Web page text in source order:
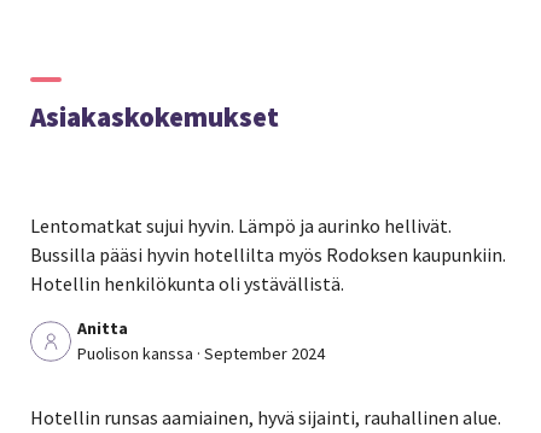
Asiakaskokemukset
Lentomatkat sujui hyvin. Lämpö ja aurinko hellivät.
Bussilla pääsi hyvin hotellilta myös Rodoksen kaupunkiin.
Hotellin henkilökunta oli ystävällistä.
Anitta
Puolison kanssa · September 2024
Hotellin runsas aamiainen, hyvä sijainti, rauhallinen alue.